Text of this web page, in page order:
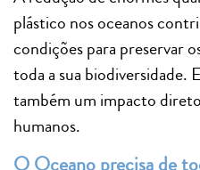
plástico nos oceanos
condições para preservar
toda a sua biodiversidade.
também um impacto
humanos.